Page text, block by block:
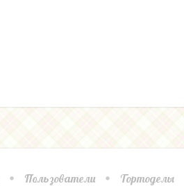
Пользователи Тортоделы